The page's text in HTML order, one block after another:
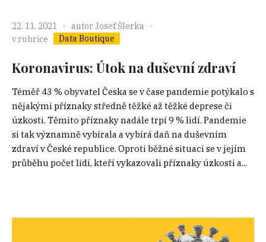
22. 11. 2021 autor Josef Šlerka
v rubrice
Data Boutique
Koronavirus: Útok na duševní zdraví
Téměř 43 % obyvatel Česka se v čase pandemie potýkalo s
nějakými příznaky středně těžké až těžké deprese či
úzkosti. Těmito příznaky nadále trpí 9 % lidí. Pandemie
si tak významně vybírala a vybírá daň na duševním
zdraví v České republice. Oproti běžné situaci se v jejím
průběhu počet lidí, kteří vykazovali příznaky úzkosti a...